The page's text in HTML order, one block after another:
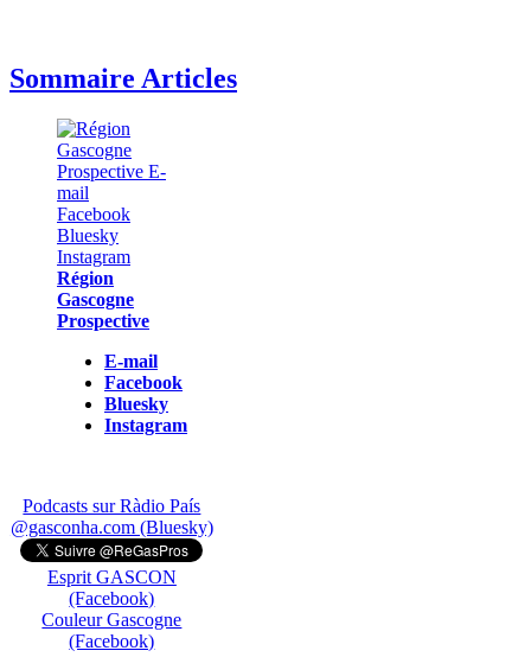
Sommaire Articles
Région
Gascogne
Prospective
E-mail
Facebook
Bluesky
Instagram
Podcasts sur Ràdio País
@gasconha.com (Bluesky)
Esprit GASCON
(Facebook)
Couleur Gascogne
(Facebook)